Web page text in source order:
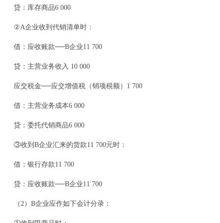
贷：库存商品6 000
②A企业收到代销清单时：
借：应收账款──B企业11 700
贷：主营业务收入 10 000
应交税金──应交增值税（销项税额）1 700
借：主营业务成本6 000
贷：委托代销商品6 000
③收到B企业汇来的货款11 700元时：
借：银行存款11 700
贷：应收账款──B企业11 700
（2）B企业应作如下会计分录：